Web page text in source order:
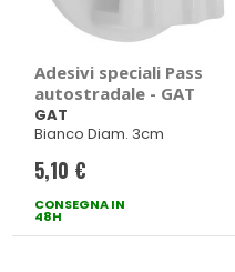
Adesivi speciali Pass
autostradale - GAT
GAT
Bianco Diam. 3cm
5,10 €
CONSEGNA IN
48H